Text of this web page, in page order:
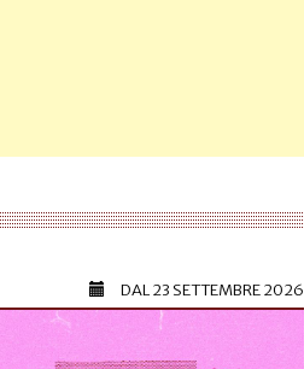
DAL23 SETTEMBRE 2026